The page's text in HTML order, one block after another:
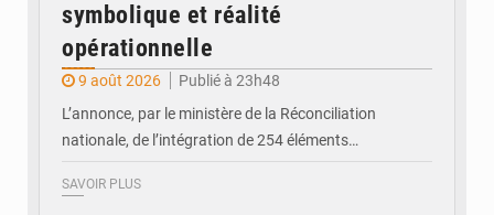
symbolique et réalité
opérationnelle
9 août 2026
Publié à 23h48
L’annonce, par le ministère de la Réconciliation
nationale, de l’intégration de 254 éléments…
SAVOIR PLUS